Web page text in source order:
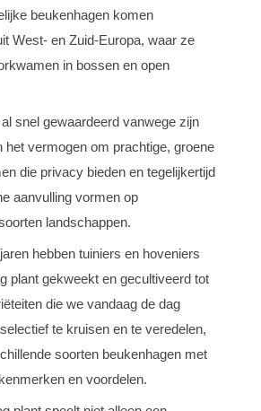
beukenhagen komen
West- en Zuid-Europa, waar ze
in bossen en open
snel gewaardeerd vanwege zijn
het vermogen om prachtige, groene
die privacy bieden en tegelijkertijd
aanvulling vormen op
landschappen.
hebben tuiniers en hoveniers
plant gekweekt en gecultiveerd tot
die we vandaag de dag
te kruisen en te veredelen,
soorten beukenhagen met
en voordelen.